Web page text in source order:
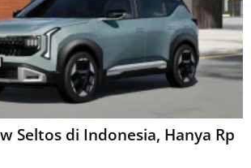
Seltos di Indonesia, Hanya Rp